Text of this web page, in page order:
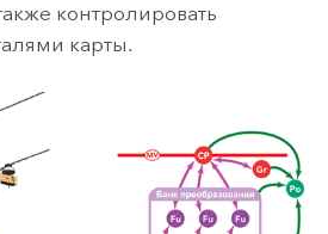
контролировать
карты.